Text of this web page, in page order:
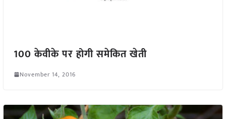
100 केवीके पर होगी समेकित खेती
November 14, 2016